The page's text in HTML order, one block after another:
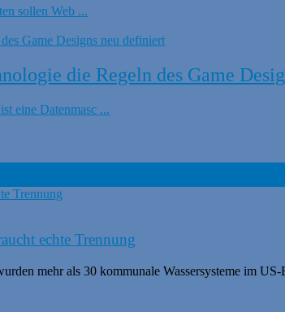
sollen Web ...
die Regeln des Game
eine Datenmasc ...
echte Trennung
mehr als 30 kommunale Wassersysteme im